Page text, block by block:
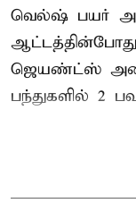
வெல்ஷ் பயர்
ஜெயண்ட்ஸ்
பந்துகளில் 2